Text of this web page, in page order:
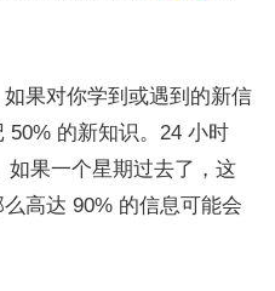
果对你学到或遇到的新信
50% 的新知识。24 小时
如果一个星期过去了，这
高达 90% 的信息可能会